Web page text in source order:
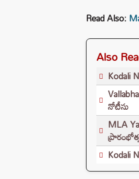
Read Also:
Also
Kodali
నోటీసు
MLA
Kodali